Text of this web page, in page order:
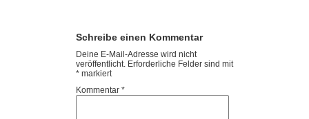
Schreibe einen Kommentar
Deine E-Mail-Adresse wird nicht
veröffentlicht. Erforderliche Felder sind mit
* markiert
Kommentar *